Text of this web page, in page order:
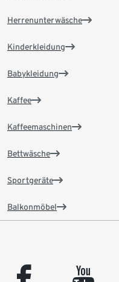
Herrenunterwäsche
Kinderkleidung
Babykleidung
Kaffee
Kaffeemaschinen
Bettwäsche
Sportgeräte
Balkonmöbel